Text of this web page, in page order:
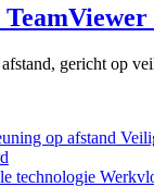
TeamViewer
gericht op
op afstand
technologie